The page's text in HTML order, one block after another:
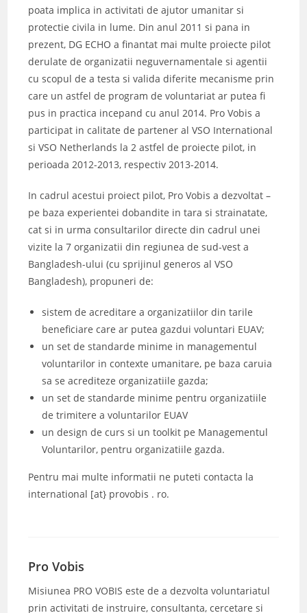
poata implica in activitati de ajutor umanitar si
protectie civila in lume. Din anul 2011 si pana in
prezent, DG ECHO a finantat mai multe proiecte pilot
derulate de organizatii neguvernamentale si agentii
cu scopul de a testa si valida diferite mecanisme prin
care un astfel de program de voluntariat ar putea fi
pus in practica incepand cu anul 2014. Pro Vobis a
participat in calitate de partener al VSO International
si VSO Netherlands la 2 astfel de proiecte pilot, in
perioada 2012-2013, respectiv 2013-2014.
In cadrul acestui proiect pilot, Pro Vobis a dezvoltat –
pe baza experientei dobandite in tara si strainatate,
cat si in urma consultarilor directe din cadrul unei
vizite la 7 organizatii din regiunea de sud-vest a
Bangladesh-ului (cu sprijinul generos al VSO
Bangladesh), propuneri de:
sistem de acreditare a organizatiilor din tarile
beneficiare care ar putea gazdui voluntari EUAV;
un set de standarde minime in managementul
voluntarilor in contexte umanitare, pe baza caruia
sa se acrediteze organizatiile gazda;
un set de standarde minime pentru organizatiile
de trimitere a voluntarilor EUAV
un design de curs si un toolkit pe Managementul
Voluntarilor, pentru organizatiile gazda.
Pentru mai multe informatii ne puteti contacta la
international [at} provobis . ro.
Pro Vobis
Misiunea PRO VOBIS este de a dezvolta voluntariatul
prin activitati de instruire, consultanta, cercetare si